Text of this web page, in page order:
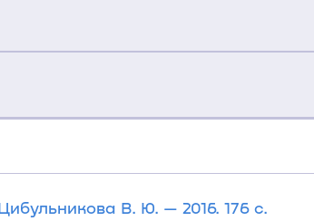
В. Ю. — 2016. 176 с.